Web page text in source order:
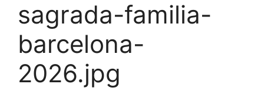
sagrada-familia-
barcelona-
2026.jpg